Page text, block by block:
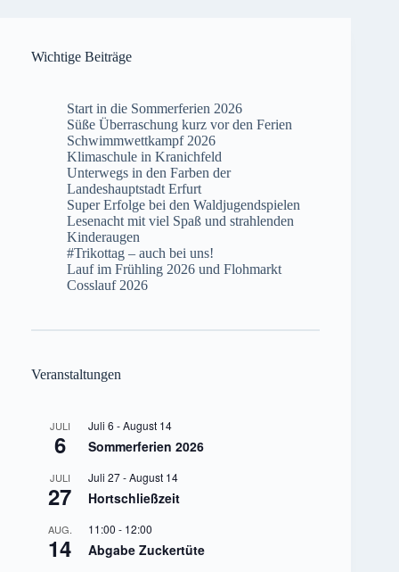
Wichtige Beiträge
Start in die Sommerferien 2026
Süße Überraschung kurz vor den Ferien
Schwimmwettkampf 2026
Klimaschule in Kranichfeld
Unterwegs in den Farben der
Landeshauptstadt Erfurt
Super Erfolge bei den Waldjugendspielen
Lesenacht mit viel Spaß und strahlenden
Kinderaugen
#Trikottag – auch bei uns!
Lauf im Frühling 2026 und Flohmarkt
Cosslauf 2026
Veranstaltungen
JULI
6
Juli 6 -August 14
Sommerferien 2026
JULI
27
Juli 27-August 14
Hortschließzeit
AUG.
14
11:00 - 12:00
Abgabe Zuckertüte